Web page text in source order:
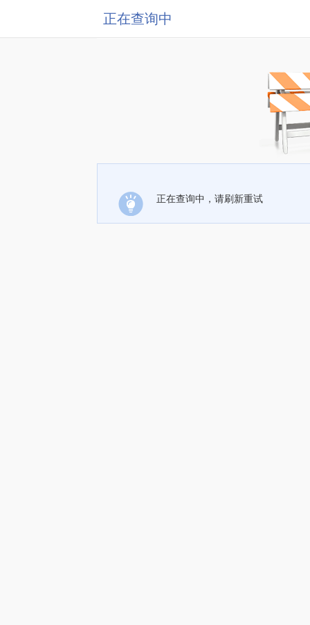
正在查询中
正在查询中，请刷新重试